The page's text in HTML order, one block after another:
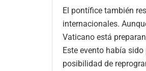
El pontífice también
internacionales.
Vaticano está
Este evento había
posibilidad de